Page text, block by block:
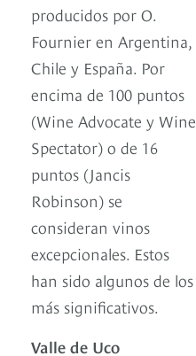
producidos por O.
Fournier en Argentina,
Chile y España. Por
encima de 100 puntos
(Wine Advocate y Wine
Spectator) o de 16
puntos (Jancis
Robinson) se
consideran vinos
excepcionales. Estos
han sido algunos de los
más significativos.
Valle de Uco